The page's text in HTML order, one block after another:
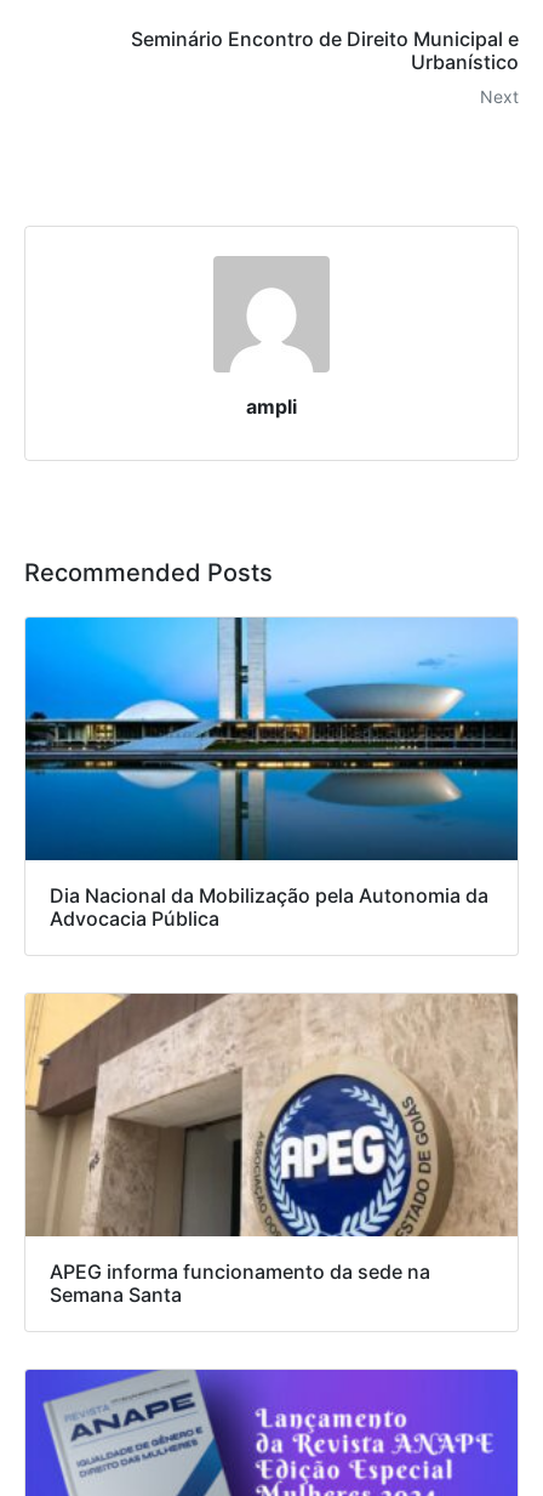
Seminário Encontro de Direito Municipal e
Urbanístico
Next
ampli
Recommended Posts
Dia Nacional da Mobilização pela Autonomia da
Advocacia Pública
APEG informa funcionamento da sede na
Semana Santa